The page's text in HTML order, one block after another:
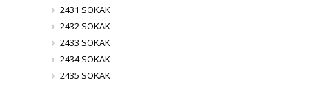
2431 SOKAK
2432 SOKAK
2433 SOKAK
2434 SOKAK
2435 SOKAK